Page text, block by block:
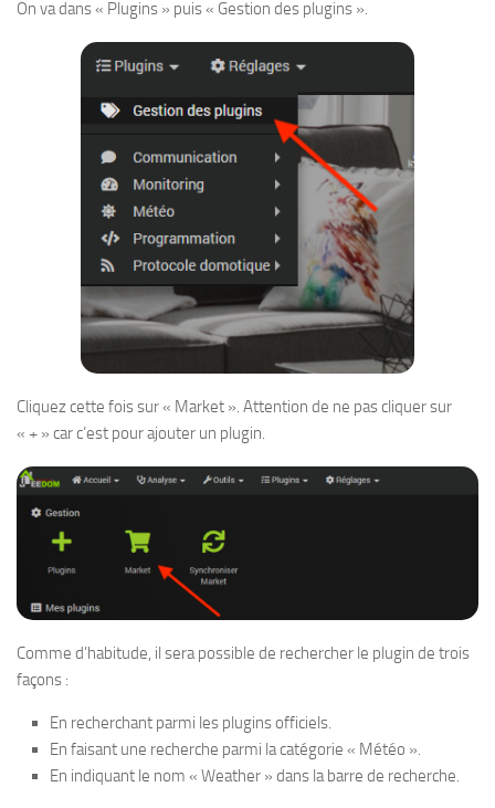
On va dans « Plugins » puis « Gestion des plugins ».
Cliquez cette fois sur « Market ». Attention de ne pas cliquer sur
« + » car c’est pour ajouter un plugin.
Comme d’habitude, il sera possible de rechercher le plugin de trois
façons :
En recherchant parmi les plugins officiels.
En faisant une recherche parmi la catégorie « Météo ».
En indiquant le nom « Weather » dans la barre de recherche.